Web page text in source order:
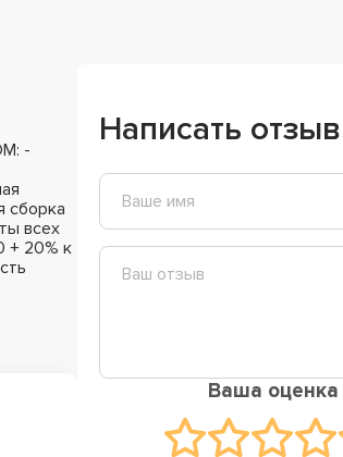
-
сборка
всех
+ 20% к
Написать отзыв
Ваша оценка